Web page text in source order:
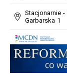
Stacjonarnie
Garbarska 1